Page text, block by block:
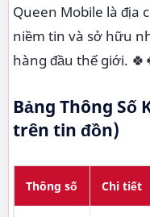
Queen Mobile là địa
niềm tin và sở hữu
hàng đầu thế giới.
Bảng Thông Số
trên tin đồn)
Thông số Chi tiết